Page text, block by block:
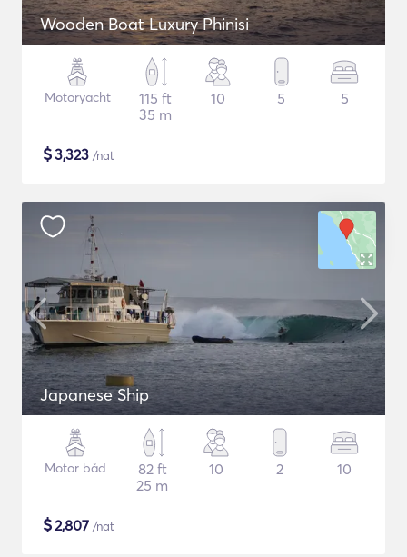
Wooden Boat Luxury Phinisi
Motoryacht
115 ft
35 m
10 5 5
$3,323 /nat
Japanese Ship
Motor båd
82 ft
25 m
10 2 10
$2,807 /nat